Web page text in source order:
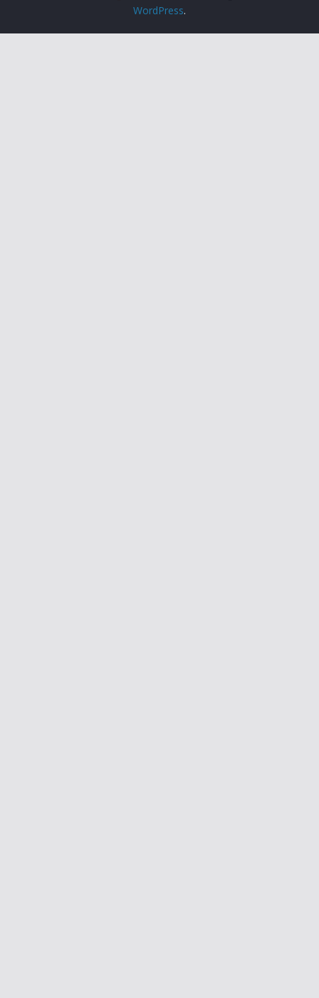
WordPress.